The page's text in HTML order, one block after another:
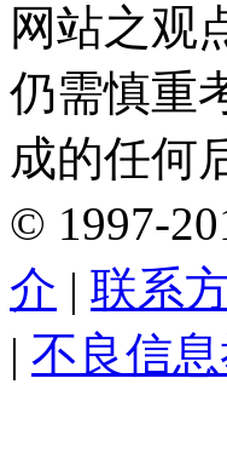
网站之观
仍需慎重
成的任何
© 1997-
介 | 联系
| 不良信